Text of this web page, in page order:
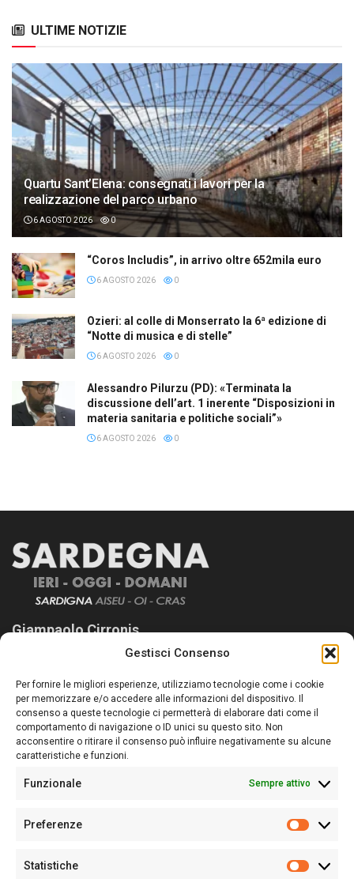
Gestisci Consenso
Per fornire le migliori esperienze, utilizziamo tecnologie come i cookie
per memorizzare e/o accedere alle informazioni del dispositivo. Il
consenso a queste tecnologie ci permetterà di elaborare dati come il
comportamento di navigazione o ID unici su questo sito. Non
acconsentire o ritirare il consenso può influire negativamente su alcune
caratteristiche e funzioni.
Funzionale Sempre attivo
Preferenze
Statistiche
ULTIME NOTIZIE
Quartu Sant’Elena: consegnati i lavori per la
realizzazione del parco urbano
6 AGOSTO 2026 0
“Coros Includis”, in arrivo oltre 652mila euro
6 AGOSTO 2026 0
Ozieri: al colle di Monserrato la 6ª edizione di
“Notte di musica e di stelle”
6 AGOSTO 2026 0
Alessandro Pilurzu (PD): «Terminata la
discussione dell’art. 1 inerente “Disposizioni in
materia sanitaria e politiche sociali”»
6 AGOSTO 2026 0
Giampaolo Cirronis
Sardegna Ieri-Oggi-Domani nasce per informare “liberamente” i
lettori su quanto accade in Sardegna, con un occhio rivolto al
nostro passato e, soprattutto, al nostro futuro
Follow Us
Sede:Via Cristoforo Colombo 09013 Carbonia
Partita IVA02270380922